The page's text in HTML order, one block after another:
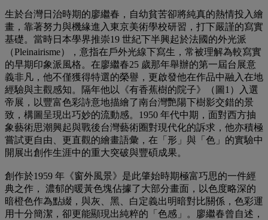
生於台灣日治時期的廖繼春，自幼貧苦卻將純真的熱情投入繪
畫，靠著努力與機緣進入東京美術學校研習，打下嚴謹的寫實
基礎。當時日本學界推崇19 世紀下半興起於法國的外光派
（Pleinairisme），意指在戶外光線下寫生，常被理解為較寫實
的早期印象派風格。在廖繼春25 歲那年舉辦的第一屆台展意
義非凡，他不僅獲得特選的榮譽，更啟發他在作品中融入在地
經驗與主觀感知。隔年他以《有香蕉樹的院子》（圖1）入選
帝展，以豐富色彩詩意地描繪了南台灣艷陽下樹影交錯的景
致，構圖呈現出巧妙的流動感。1950 年代中期，面對西方抽
象藝術思潮興起與戰後台灣藝術圈對現代化的訴求，他亦積極
嘗試更自由、更直觀的繪畫語彙，在「形」與「色」的實驗中
開展出創作生涯中的重大突破與豐碩成果。
創作於1959 年《窗外風景》是此肇始時期極富巧思的一件經
典之作， 濃郁的暖黃色塊佔據了大部分畫面，以色度略深的
暗橙色作為點綴，與灰、黑、白定義出明暗對比關係，色彩運
用十分簡潔，卻更能顯現出純粹的「色感」。廖繼春曾自述，